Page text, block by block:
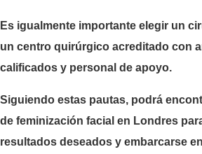
Es igualmente importante elegir un
un centro quirúrgico acreditado con
calificados y personal de apoyo.
Siguiendo estas pautas, podrá
de feminización facial en Londres
resultados deseados y embarcarse